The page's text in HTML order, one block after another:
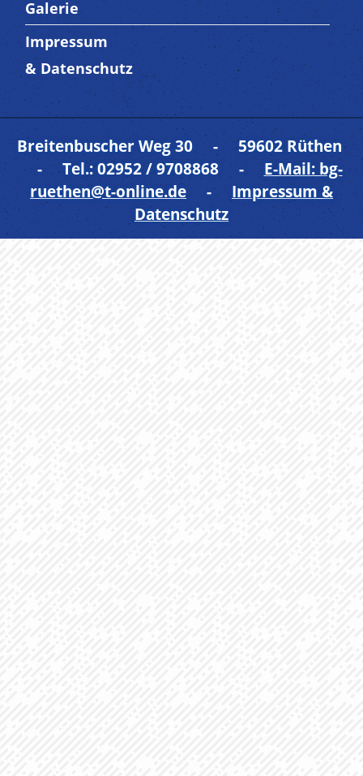
Galerie
Trenner 5
Impressum
& Datenschutz
Breitenbuscher Weg 30 - 59602 Rüthen
- Tel.: 02952 / 9708868 - E-Mail: bg-
ruethen@t-online.de- Impressum &
Datenschutz